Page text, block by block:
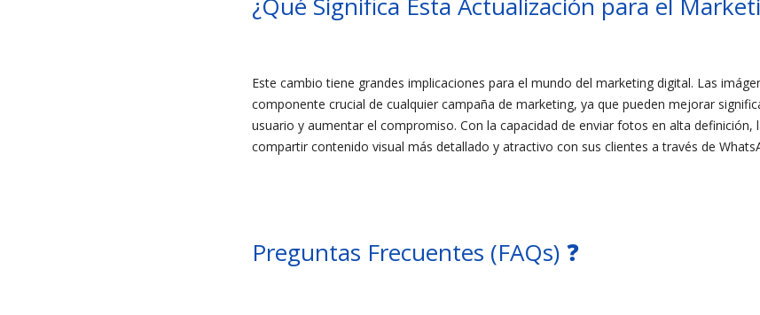
Este cambio tiene grandes implicaciones para el mundo del marketing digital. Las
componente crucial de cualquier campaña de marketing, ya que pueden mejorar
usuario y aumentar el compromiso. Con la capacidad de enviar fotos en alta definición,
compartir contenido visual más detallado y atractivo con sus clientes a través de
Preguntas Frecuentes (FAQs) ❓